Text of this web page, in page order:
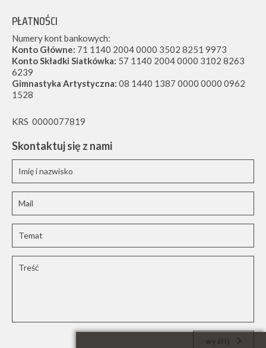
PŁATNOŚCI
Numery kont bankowych:
Konto Główne: 71 1140 2004 0000 3502 8251 9973
Konto Składki Siatkówka: 57 1140 2004 0000 3102 8263
6239
Gimnastyka Artystyczna: 08 1440 1387 0000 0000 0962
1528
KRS 0000077819
Skontaktuj się z nami
wyślij